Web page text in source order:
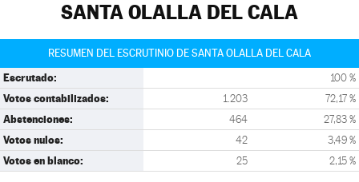
SANTA OLALLA DEL CALA
RESUMEN DEL ESCRUTINIO DE SANTA OLALLA DEL CALA
Escrutado: 100 %
Votos contabilizados: 1.203 72,17 %
Abstenciones: 464 27,83 %
Votos nulos: 42 3,49 %
Votos en blanco: 25 2,15 %